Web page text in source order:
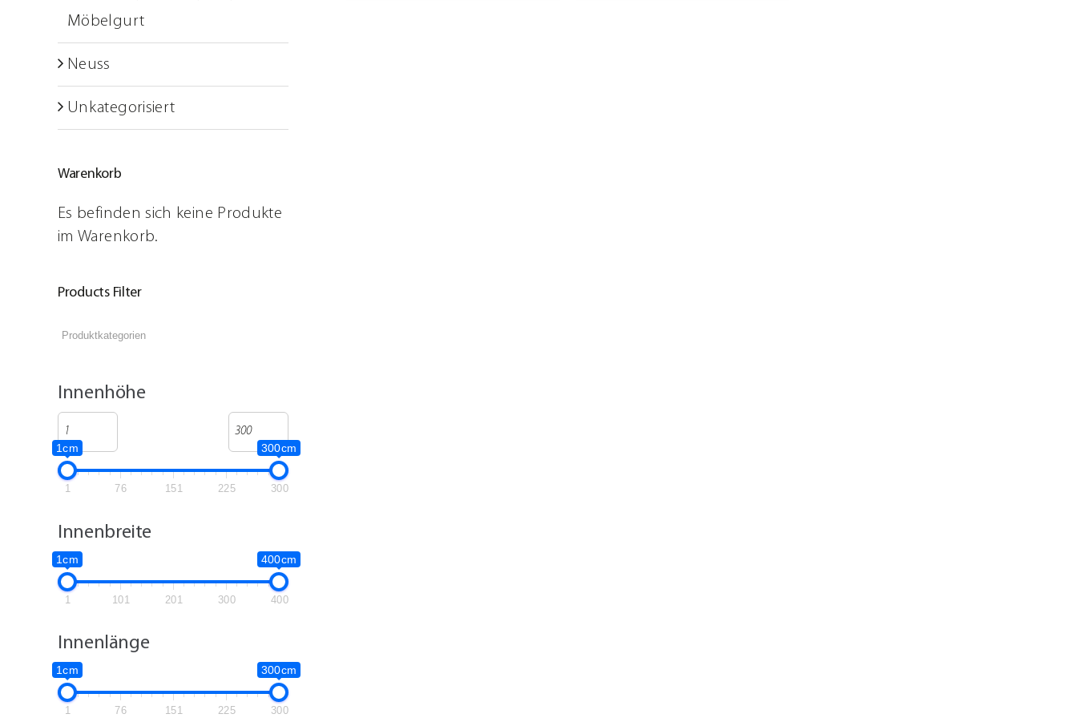
GEWÄHLT
Möbelgurt
Neuss
Unkategorisiert
Warenkorb
Es befinden sich keine Produkte
im Warenkorb.
Products Filter
Innenhöhe
1cm 300cm
1 76 151 225 300
Innenbreite
1cm 400cm
1 101 201 300 400
Innenlänge
1cm 300cm
1 76 151 225 300
Schulungen
ARTSECO Blog – Stories und Infos
Jobs